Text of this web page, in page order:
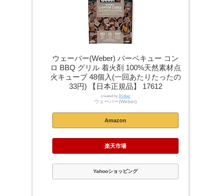
ウェーバー(Weber) バーベキュー コン
ロ BBQ グリル 着火剤 100%天然素材点
火キューブ 48個入(一回あたりたったの
33円) 【日本正規品】 17612
created by Rinker
ウェーバー(Weber)
Amazon
楽天市場
Yahooショッピング